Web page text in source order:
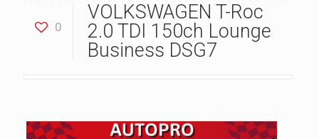
0
VOLKSWAGEN T-Roc
2.0 TDI 150ch Lounge
Business DSG7